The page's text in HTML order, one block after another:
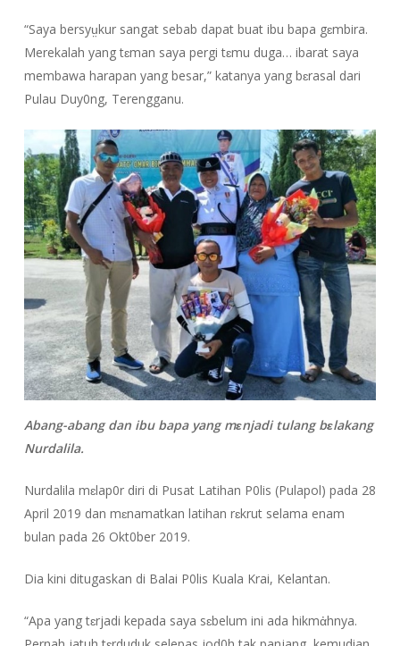
“Saya bersyṳkur sangat sebab dapat buat ibu bapa gɛmbira.
Merekalah yang tɛman saya pergi tɛmu duga… ibarat saya
membawa harapan yang besar,” katanya yang bɛrasal dari
Pulau Duy0ng, Terengganu.
Abang-abang dan ibu bapa yang mɛnjadi tulang bɛlakang
Nurdalila.
Nurdalila mɛlap0r diri di Pusat Latihan P0lis (Pulapol) pada 28
April 2019 dan mɛnamatkan latihan rɛkrut selama enam
bulan pada 26 Okt0ber 2019.
Dia kini ditugaskan di Balai P0lis Kuala Krai, Kelantan.
“Apa yang tɛrjadi kepada saya sɛbelum ini ada hikmἀhnya.